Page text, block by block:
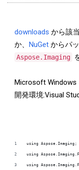
downloads から該
か、 NuGet からパ
Aspose.Imaging
Microsoft Windows
開発環境:Visual